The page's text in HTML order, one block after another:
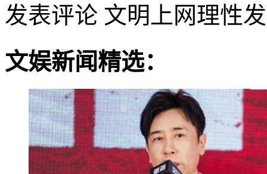
发表评论 文明上网理性
文娱新闻精选：